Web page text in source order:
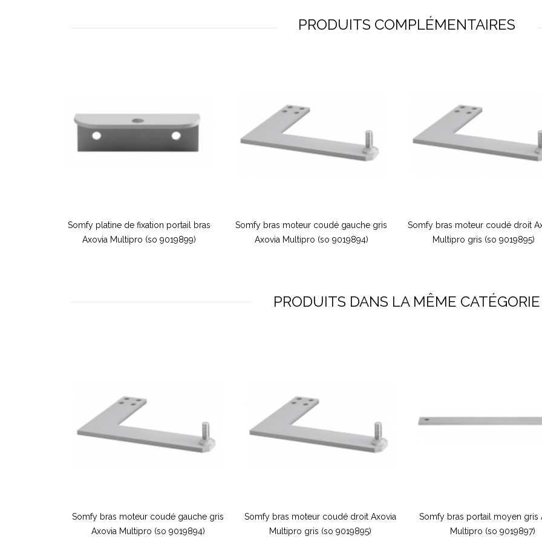
PRODUITS COMPLÉMENTAIRES
Somfy platine de fixation portail bras
Axovia Multipro (so 9019899)
Somfy bras moteur coudé gauche gris
Axovia Multipro (so 9019894)
Somfy bras moteur coudé droit
Multipro gris (so 9019895)
PRODUITS DANS LA MÊME CATÉGORIE
Somfy bras moteur coudé gauche gris
Axovia Multipro (so 9019894)
Somfy bras moteur coudé droit Axovia
Multipro gris (so 9019895)
Somfy bras portail moyen gris
Multipro (so 9019897)